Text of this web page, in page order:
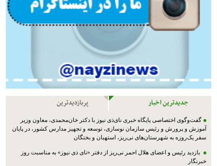
جدیدترین اخبار پربازدیدترین
گفت‌وگوی اختصاصی پایگاه خبری نای‌ذی نیوز با دکتر خان‌محمدی، معاون وزیر
آموزش و پرورش و رئیس سازمان نوسازی، توسعه و تجهیز مدارس کشور، در پایان
سفر یک‌روزه به شهرستان‌های نی‌ریز، استهبان و بختگان
بازدید رئیس و اعضای هلال احمر نی‌ریز از دفتر «نای ذی نیوز» به مناسبت روز
خبرنگار